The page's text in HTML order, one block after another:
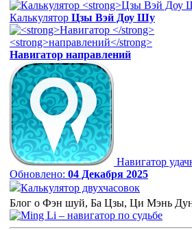
Калькулятор Цзы Вэй Доу Шу
Навигатор направлений
Навигатор
Обновлено: 04 Декабря 2025
Калькулятор двухчасовок
Блог о Фэн шуй, Ба Цзы, Ци Мэнь